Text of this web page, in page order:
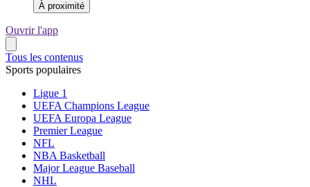
À proximité
Ouvrir l'app
Tous les contenus
Sports populaires
Ligue 1
UEFA Champions League
UEFA Europa League
Premier League
NFL
NBA Basketball
Major League Baseball
NHL